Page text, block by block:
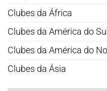
Clubes da África
Clubes da América do
Clubes da América do
Clubes da Ásia